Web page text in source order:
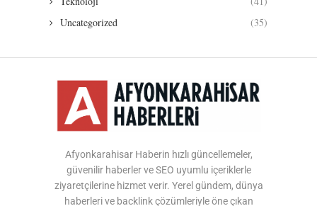
Uncategorized
(35)
Afyonkarahisar Haberin hızlı güncellemeler,
güvenilir haberler ve SEO uyumlu içeriklerle
ziyaretçilerine hizmet verir. Yerel gündem, dünya
haberleri ve backlink çözümleriyle öne çıkan